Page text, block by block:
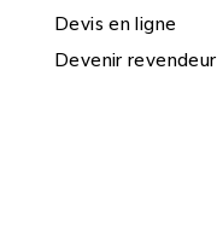
Devis en ligne
Devenir revendeur